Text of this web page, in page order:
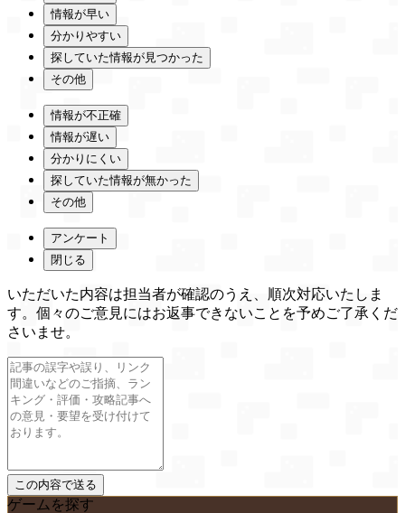
情報が早い
分かりやすい
探していた情報が見つかった
その他
情報が不正確
情報が遅い
分かりにくい
探していた情報が無かった
その他
アンケート
閉じる
いただいた内容は担当者が確認のうえ、順次対応いたしま
す。個々のご意見にはお返事できないことを予めご了承くだ
さいませ。
ゲームを探す